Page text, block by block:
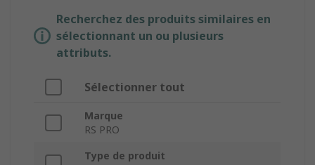
Recherchez des produits similaires en
sélectionnant un ou plusieurs
attributs.
Sélectionner tout
Marque
RS PRO
Type de produit